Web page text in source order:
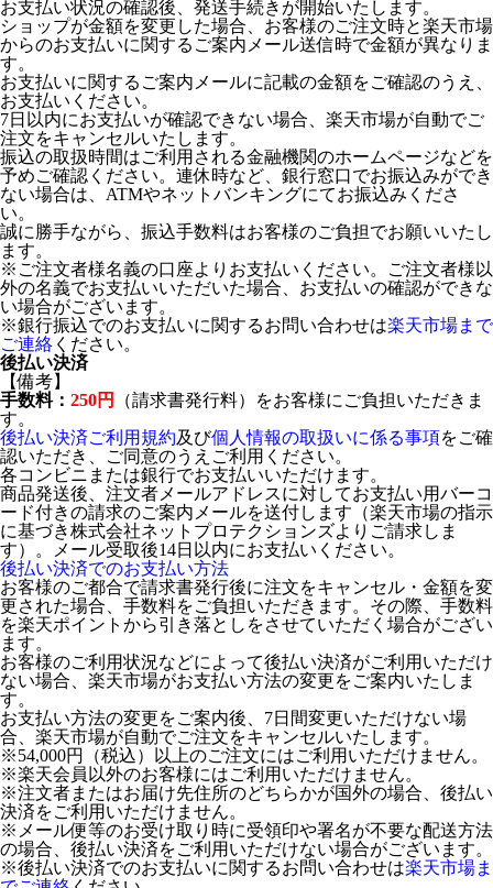
お支払い状況の確認後、発送手続きが開始いたします。
ショップが金額を変更した場合、お客様のご注文時と楽天市場
からのお支払いに関するご案内メール送信時で金額が異なりま
す。
お支払いに関するご案内メールに記載の金額をご確認のうえ、
お支払いください。
7日以内にお支払いが確認できない場合、楽天市場が自動でご
注文をキャンセルいたします。
振込の取扱時間はご利用される金融機関のホームページなどを
予めご確認ください。連休時など、銀行窓口でお振込みができ
ない場合は、ATMやネットバンキングにてお振込みくださ
い。
誠に勝手ながら、振込手数料はお客様のご負担でお願いいたし
ます。
※ご注文者様名義の口座よりお支払いください。ご注文者様以
外の名義でお支払いいただいた場合、お支払いの確認ができな
い場合がございます。
※銀行振込でのお支払いに関するお問い合わせは楽天市場まで
ご連絡 ください。
後払い決済
【備考】
手数料： 250円
（請求書発行料）をお客様にご負担いただきま
す。
後払い決済ご利用規約及び個人情報の取扱いに係る事項をご確
認いただき、ご同意のうえご利用ください。
各コンビニまたは銀行でお支払いいただけます。
商品発送後、注文者メールアドレスに対してお支払い用バーコ
ード付きの請求のご案内メールを送付します（楽天市場の指示
に基づき株式会社ネットプロテクションズよりご請求しま
す）。メール受取後14日以内にお支払いください。
後払い決済でのお支払い方法
お客様のご都合で請求書発行後に注文をキャンセル・金額を変
更された場合、手数料をご負担いただきます。その際、手数料
を楽天ポイントから引き落としをさせていただく場合がござい
ます。
お客様のご利用状況などによって後払い決済がご利用いただけ
ない場合、楽天市場がお支払い方法の変更をご案内いたしま
す。
お支払い方法の変更をご案内後、7日間変更いただけない場
合、楽天市場が自動でご注文をキャンセルいたします。
※54,000円（税込）以上のご注文にはご利用いただけません。
※楽天会員以外のお客様にはご利用いただけません。
※注文者またはお届け先住所のどちらかが国外の場合、後払い
決済をご利用いただけません。
※メール便等のお受け取り時に受領印や署名が不要な配送方法
の場合、後払い決済をご利用いただけない場合がございます。
※後払い決済でのお支払いに関するお問い合わせは楽天市場ま